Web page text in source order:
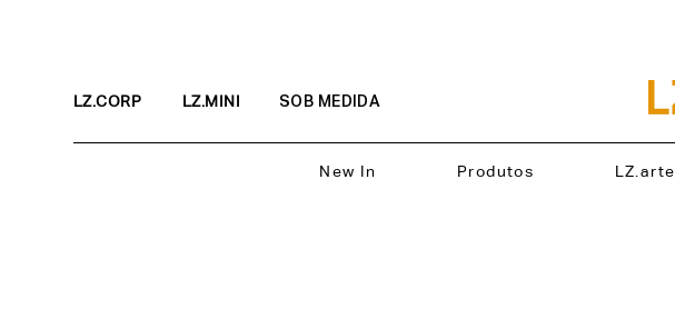
LZ.CORP LZ.MINI SOB MEDIDA
New In Produtos LZ.arte